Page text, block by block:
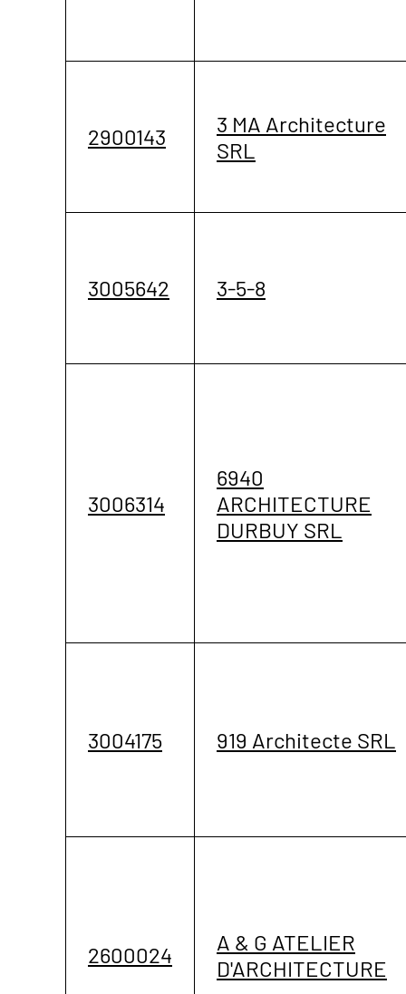
2900143
3 MA Architecture
SRL
3005642 3-5-8
3006314
6940
ARCHITECTURE
DURBUY SRL
3004175 919 Architecte SRL
2600024
A & G ATELIER
D'ARCHITECTURE